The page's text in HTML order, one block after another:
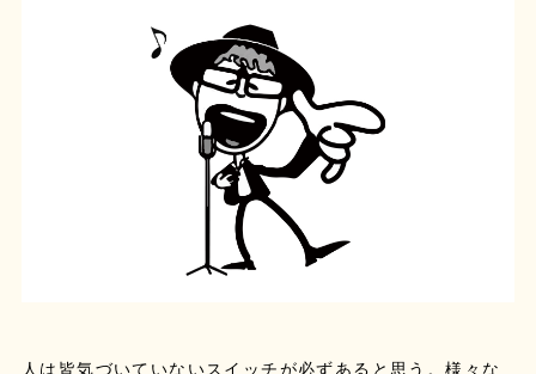
人は皆気づいていないスイッチが必ずあると思う。様々な